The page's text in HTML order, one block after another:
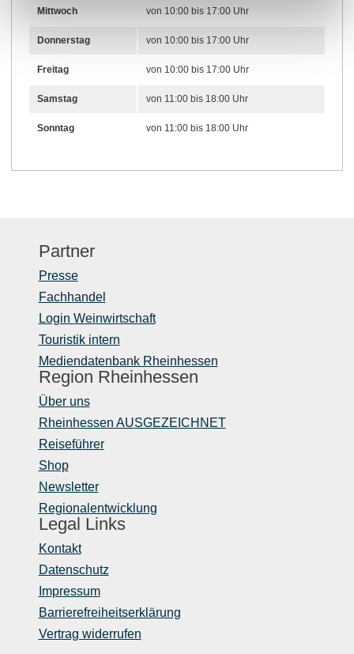
Mittwoch von 10:00 bis 17:00 Uhr
Donnerstag von 10:00 bis 17:00 Uhr
Freitag von 10:00 bis 17:00 Uhr
Samstag von 11:00 bis 18:00 Uhr
Sonntag von 11:00 bis 18:00 Uhr
Partner
Presse
Fachhandel
Login Weinwirtschaft
Touristik intern
Mediendatenbank Rheinhessen
Region Rheinhessen
Über uns
Rheinhessen AUSGEZEICHNET
Reiseführer
Shop
Newsletter
Regionalentwicklung
Legal Links
Kontakt
Datenschutz
Impressum
Barrierefreiheitserklärung
Vertrag widerrufen